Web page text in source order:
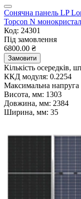
Сонячна панель LP
Topcon N
Код: 24301
Під замовлення
6800.00 ₴
Замовити
Кількість осередків,
ККД модуля: 0.2254
Максимальна напруга
Висота, мм: 1303
Довжина, мм: 2384
Ширина, мм: 35